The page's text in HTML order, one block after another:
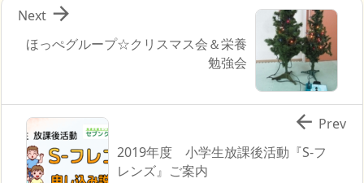
ほっぺグループ☆クリスマス会＆栄養
勉強会

Next
2019年度 小学生放課後活動『S-フ
レンズ』ご案内
 Prev